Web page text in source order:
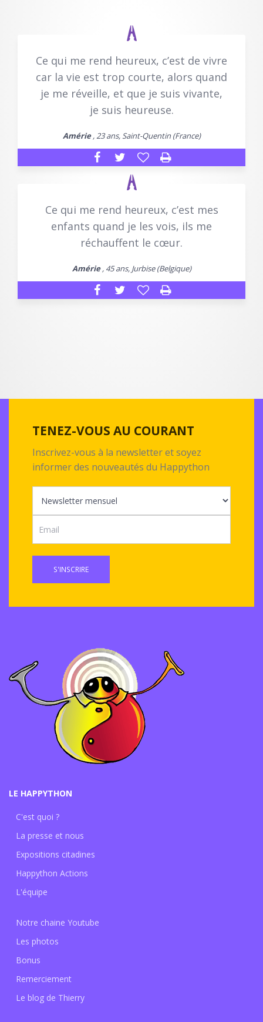
Ce qui me rend heureux, c’est de vivre
car la vie est trop courte, alors quand
je me réveille, et que je suis vivante,
je suis heureuse.
Amérie, 23 ans, Saint-Quentin (France)
Ce qui me rend heureux, c’est mes
enfants quand je les vois, ils me
réchauffent le cœur.
Amérie, 45 ans, Jurbise (Belgique)
TENEZ-VOUS AU COURANT
Inscrivez-vous à la newsletter et soyez
informer des nouveautés du Happython
S'INSCRIRE
LE HAPPYTHON
C'est quoi ?
La presse et nous
Expositions citadines
Happython Actions
L'équipe
Notre chaine Youtube
Les photos
Bonus
Remerciement
Le blog de Thierry